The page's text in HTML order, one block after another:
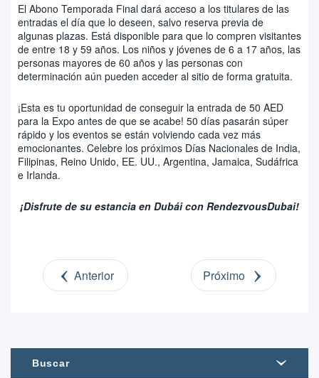
El Abono Temporada Final dará acceso a los titulares de las
entradas el día que lo deseen, salvo reserva previa de
algunas plazas. Está disponible para que lo compren visitantes
de entre 18 y 59 años. Los niños y jóvenes de 6 a 17 años, las
personas mayores de 60 años y las personas con
determinación aún pueden acceder al sitio de forma gratuita.
¡Esta es tu oportunidad de conseguir la entrada de 50 AED
para la Expo antes de que se acabe! 50 días pasarán súper
rápido y los eventos se están volviendo cada vez más
emocionantes. Celebre los próximos Días Nacionales de India,
Filipinas, Reino Unido, EE. UU., Argentina, Jamaica, Sudáfrica
e Irlanda.
¡Disfrute de su estancia en Dubái con RendezvousDubai!
Anterior Próximo
Buscar